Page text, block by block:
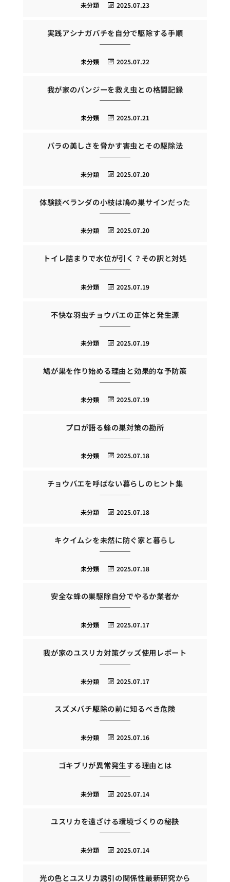
2025.07.23
未分類
実践アシナガバチを自分で駆除する手順
2025.07.22
未分類
我が家のパンジーを救え虫との格闘記録
2025.07.21
未分類
バラの美しさを脅かす害虫とその駆除法
2025.07.20
未分類
体験談ベランダの小枝は鳩の巣サインだった
2025.07.20
未分類
トイレ詰まりで水位が引く？その訳と対処
2025.07.19
未分類
不快な羽虫チョウバエの正体と発生源
2025.07.19
未分類
鳩が巣を作り始める理由と効果的な予防策
2025.07.19
未分類
プロが語る蜂の巣対策の勘所
2025.07.18
未分類
チョウバエを呼ばない暮らしのヒント集
2025.07.18
未分類
キクイムシを未然に防ぐ家と暮らし
2025.07.18
未分類
安全な蜂の巣駆除自分でやるか業者か
2025.07.17
未分類
我が家のユスリカ対策グッズ使用レポート
2025.07.17
未分類
スズメバチ駆除の前に知るべき危険
2025.07.16
未分類
ゴキブリが異常発生する理由とは
2025.07.14
未分類
ユスリカを遠ざける環境づくりの秘訣
2025.07.14
未分類
光の色とユスリカ誘引の関係性最新研究から